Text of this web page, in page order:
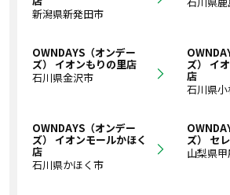
新潟県新発田市
OWNDAYS（オンデー
ズ） イオンもりの里店
石川県金沢市
ズ） イ
店
石川県
OWNDAYS（オンデー
ズ） イオンモールかほく
店
石川県かほく市
ズ） セ
山梨県